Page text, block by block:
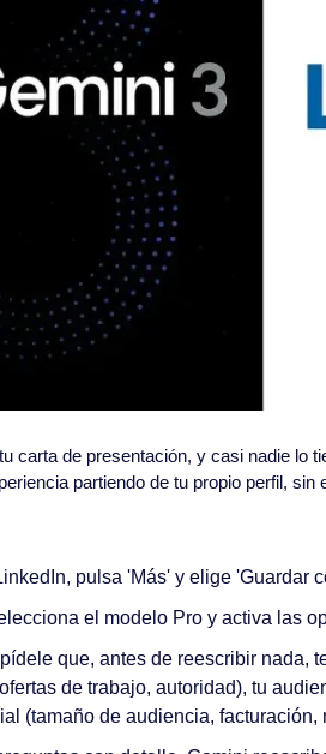
carta de presentación, y casi nadie lo
partiendo de tu propio perfil,
pulsa 'Más' y elige 'Guardar
el modelo Pro y activa las
que, antes de reescribir nada,
de trabajo, autoridad), tu
(tamaño de audiencia, facturación,